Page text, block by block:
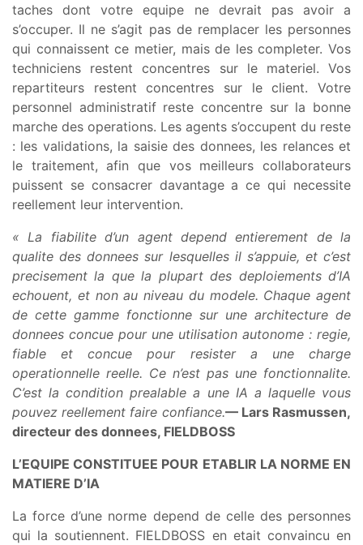
taches dont votre equipe ne devrait pas avoir a
s’occuper. Il ne s’agit pas de remplacer les personnes
qui connaissent ce metier, mais de les completer. Vos
techniciens restent concentres sur le materiel. Vos
repartiteurs restent concentres sur le client. Votre
personnel administratif reste concentre sur la bonne
marche des operations. Les agents s’occupent du reste
: les validations, la saisie des donnees, les relances et
le traitement, afin que vos meilleurs collaborateurs
puissent se consacrer davantage a ce qui necessite
reellement leur intervention.
« La fiabilite d’un agent depend entierement de la
qualite des donnees sur lesquelles il s’appuie, et c’est
precisement la que la plupart des deploiements d’IA
echouent, et non au niveau du modele. Chaque agent
de cette gamme fonctionne sur une architecture de
donnees concue pour une utilisation autonome : regie,
fiable et concue pour resister a une charge
operationnelle reelle. Ce n’est pas une fonctionnalite.
C’est la condition prealable a une IA a laquelle vous
pouvez reellement faire confiance.— Lars Rasmussen,
directeur des donnees, FIELDBOSS
L’EQUIPE CONSTITUEE POUR ETABLIR LA NORME EN
MATIERE D’IA
La force d’une norme depend de celle des personnes
qui la soutiennent. FIELDBOSS en etait convaincu en